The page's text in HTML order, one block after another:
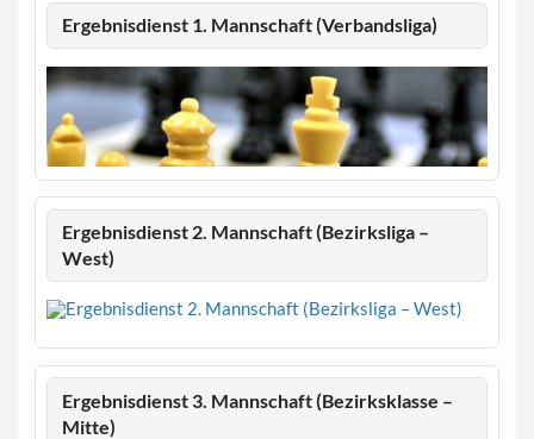
Ergebnisdienst 1. Mannschaft (Verbandsliga)
Ergebnisdienst 2. Mannschaft (Bezirksliga –
West)
Ergebnisdienst 3. Mannschaft (Bezirksklasse –
Mitte)